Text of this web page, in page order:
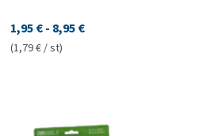
1,95 €- 8,95 €
(1,79 € / st)